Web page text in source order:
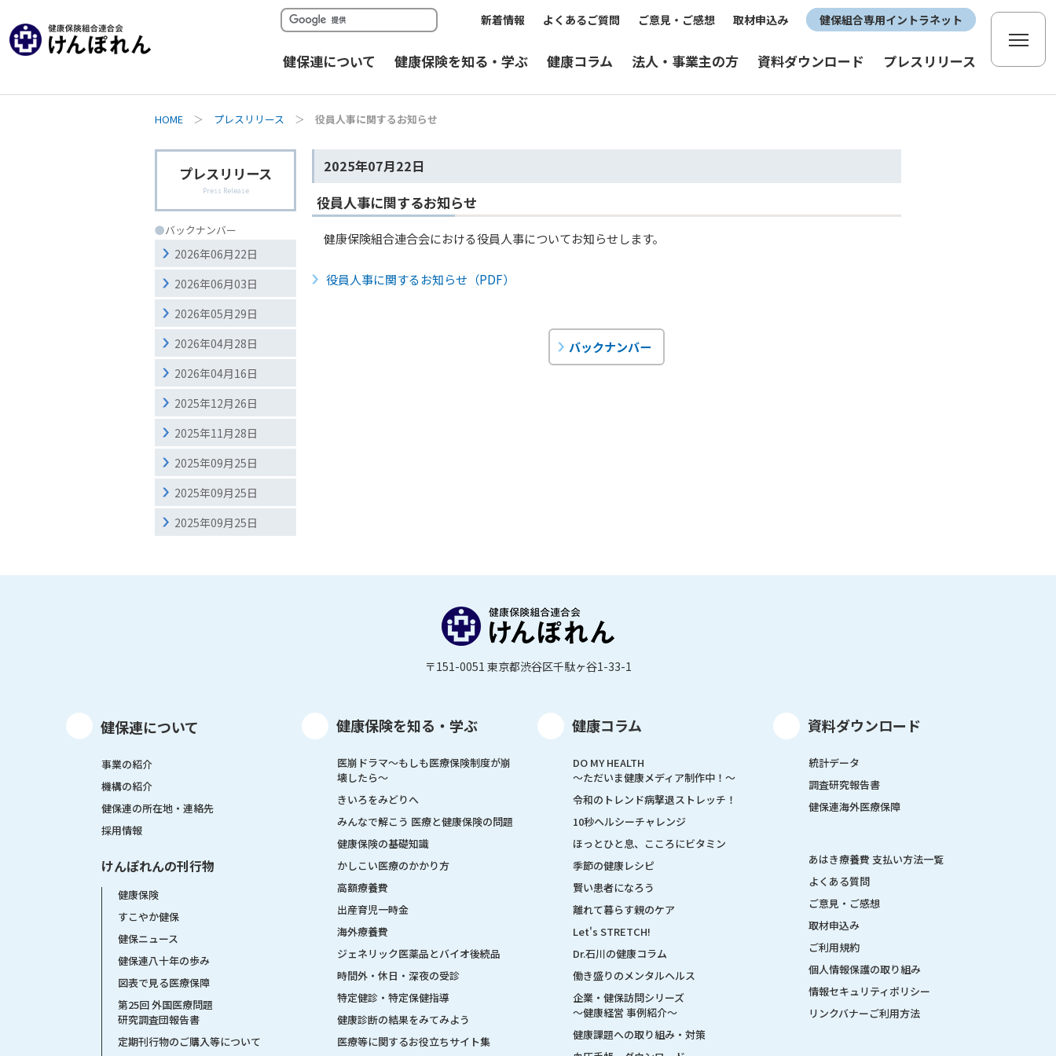
新着情報 よくあるご質問 ご意見・ご感想 取材申込み 健保組合専用イントラネット
健保連について 健康保険を知る・学ぶ 健康コラム 法人・事業主の方 資料ダウンロード プレスリリース
HOME ＞ プレスリリース ＞ 役員人事に関するお知らせ
2025年07月22日
役員人事に関するお知らせ
健康保険組合連合会における役員人事についてお知らせします。
役員人事に関するお知らせ（PDF）
バックナンバー
プレスリリース
Press Release
●バックナンバー
2026年06月22日
2026年06月03日
2026年05月29日
2026年04月28日
2026年04月16日
2025年12月26日
2025年11月28日
2025年09月25日
2025年09月25日
2025年09月25日
〒151-0051 東京都渋谷区千駄ヶ谷1-33-1
健保連について
事業の紹介
機構の紹介
健保連の所在地・連絡先
採用情報
けんぽれんの刊行物
健康保険
すこやか健保
健保ニュース
健保連八十年の歩み
図表で見る医療保障
第25回 外国医療問題
研究調査団報告書
定期刊行物のご購入等について
健康保険を知る・学ぶ
医崩ドラマ〜もしも医療保険制度が崩
壊したら〜
きいろをみどりへ
みんなで解こう 医療と健康保険の問題
健康保険の基礎知識
かしこい医療のかかり方
高額療養費
出産育児一時金
海外療養費
ジェネリック医薬品とバイオ後続品
時間外・休日・深夜の受診
特定健診・特定保健指導
健康診断の結果をみてみよう
医療等に関するお役立ちサイト集
健康コラム
DO MY HEALTH
～ただいま健康メディア制作中！～
令和のトレンド病撃退ストレッチ！
10秒ヘルシーチャレンジ
ほっとひと息、こころにビタミン
季節の健康レシピ
賢い患者になろう
離れて暮らす親のケア
Let's STRETCH!
Dr.石川の健康コラム
働き盛りのメンタルヘルス
企業・健保訪問シリーズ
～健康経営 事例紹介～
健康課題への取り組み・対策
資料ダウンロード
統計データ
調査研究報告書
健保連海外医療保障
あはき療養費 支払い方法一覧
よくある質問
ご意見・ご感想
取材申込み
ご利用規約
個人情報保護の取り組み
情報セキュリティポリシー
リンクバナーご利用方法